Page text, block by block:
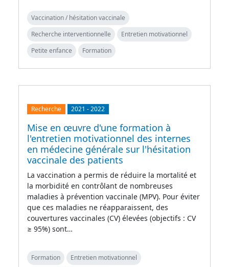
Vaccination / hésitation vaccinale
Recherche interventionnelle
Entretien motivationnel
Petite enfance
Formation
Recherche 2021 -2022
Mise en œuvre d'une formation à
l'entretien motivationnel des internes
en médecine générale sur l'hésitation
vaccinale des patients
La vaccination a permis de réduire la mortalité et
la morbidité en contrôlant de nombreuses
maladies à prévention vaccinale (MPV). Pour éviter
que ces maladies ne réapparaissent, des
couvertures vaccinales (CV) élevées (objectifs : CV
≥ 95%) sont…
Formation
Entretien motivationnel